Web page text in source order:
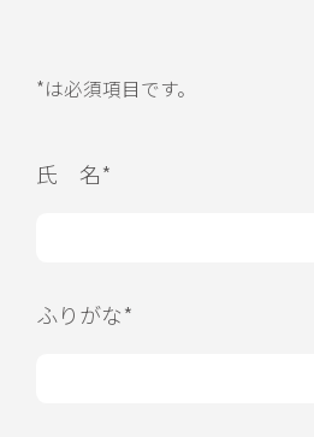
*は必須項目です。
氏 名*
ふりがな*